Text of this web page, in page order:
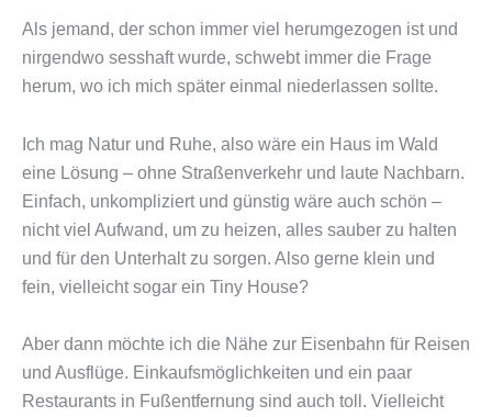
Als jemand, der schon immer viel herumgezogen ist und
nirgendwo sesshaft wurde, schwebt immer die Frage
herum, wo ich mich später einmal niederlassen sollte.
Ich mag Natur und Ruhe, also wäre ein Haus im Wald
eine Lösung – ohne Straßenverkehr und laute Nachbarn.
Einfach, unkompliziert und günstig wäre auch schön –
nicht viel Aufwand, um zu heizen, alles sauber zu halten
und für den Unterhalt zu sorgen. Also gerne klein und
fein, vielleicht sogar ein Tiny House?
Aber dann möchte ich die Nähe zur Eisenbahn für Reisen
und Ausflüge. Einkaufsmöglichkeiten und ein paar
Restaurants in Fußentfernung sind auch toll. Vielleicht